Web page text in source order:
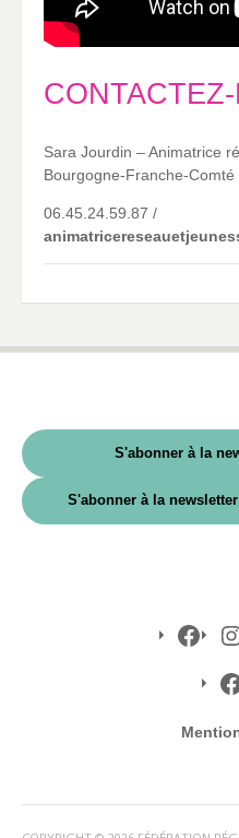
Sara Jourdin – Animatrice
Bourgogne-Franche-Comté
06.45.24.59.87 /
S'abonner à la
S'abonner à la